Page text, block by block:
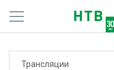
Трансляции